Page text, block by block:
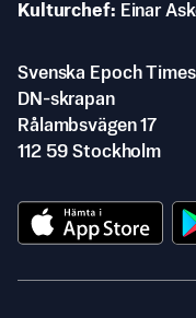
Kulturchef
Einar
Svenska Epoch
DN-skrapan
Rålambsvägen 17
112 59 Stockholm